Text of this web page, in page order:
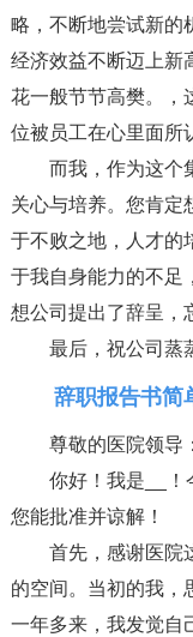
略，不断地尝试新的
经济效益不断迈上新
花一般节节高樊。，
位被员工在心里面所
而我，作为这个
关心与培养。您肯定
于不败之地，人才的
于我自身能力的不足
想公司提出了辞呈，
最后，祝公司蒸
辞职报告书简
尊敬的医院领导：
你好！我是__！
您能批准并谅解！
首先，感谢医院
的空间。当初的我，
一年多来，我发觉自